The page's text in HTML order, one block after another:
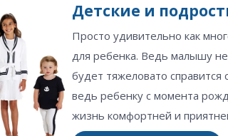
Детские и
Просто удивительно как
для ребенка. Ведь малышу
будет тяжеловато
ведь ребенку с момента
жизнь комфортней и